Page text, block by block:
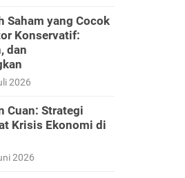
Saham yang Cocok
Konservatif:
dan
2026
Cuan: Strategi
Krisis Ekonomi di
2026